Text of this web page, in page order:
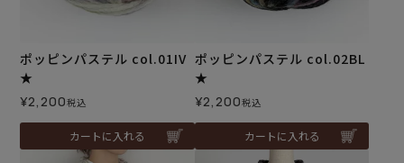
ポッピンパステル col.01IV
★
¥2,200税込
カートに入れる
ポッピンパステル col.02BL
★
¥2,200税込
カートに入れる